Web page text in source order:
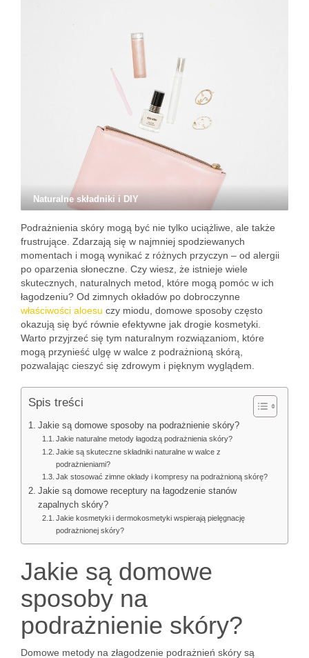
Naturalne składniki i DIY
Podrażnienia skóry mogą być nie tylko uciążliwe, ale także
frustrujące. Zdarzają się w najmniej spodziewanych
momentach i mogą wynikać z różnych przyczyn – od alergii
po oparzenia słoneczne. Czy wiesz, że istnieje wiele
skutecznych, naturalnych metod, które mogą pomóc w ich
łagodzeniu? Od zimnych okładów po dobroczynne
właściwości aloesu czy miodu, domowe sposoby często
okazują się być równie efektywne jak drogie kosmetyki.
Warto przyjrzeć się tym naturalnym rozwiązaniom, które
mogą przynieść ulgę w walce z podrażnioną skórą,
pozwalając cieszyć się zdrowym i pięknym wyglądem.
Spis treści
Jakie są domowe sposoby na podrażnienie skóry?
Jakie naturalne metody łagodzą podrażnienia skóry?
Jakie są skuteczne składniki naturalne w walce z
podrażnieniami?
Jak stosować zimne okłady i kompresy na podrażnioną skórę?
Jakie są domowe receptury na łagodzenie stanów
zapalnych skóry?
Jakie kosmetyki i dermokosmetyki wspierają pielęgnację
podrażnionej skóry?
Jakie są domowe
sposoby na
podrażnienie skóry?
Domowe metody na złagodzenie podrażnień skóry są